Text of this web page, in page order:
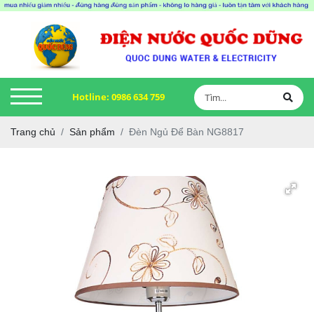
Hotline: 0986 634 759
Trang chủ Sản phẩm Đèn Ngủ Để Bàn NG8817